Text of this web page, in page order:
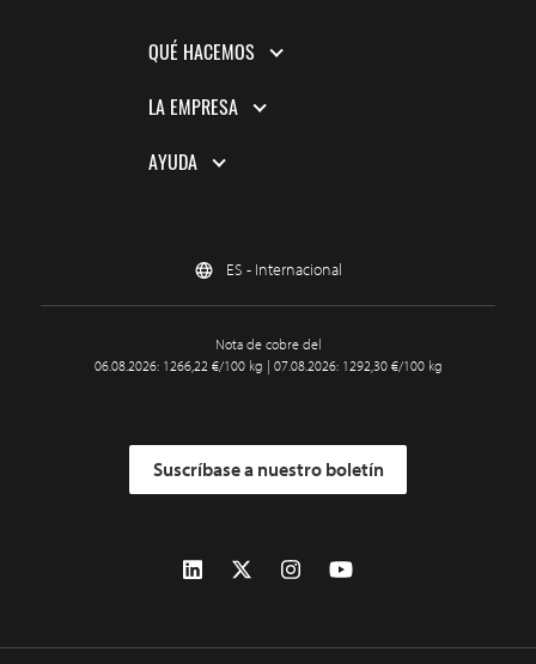
QUÉ HACEMOS
LA EMPRESA
AYUDA
ES - Internacional
Nota de cobre del
06.08.2026: 1266,22 €/100 kg | 07.08.2026: 1292,30 €/100 kg
Suscríbase a nuestro boletín